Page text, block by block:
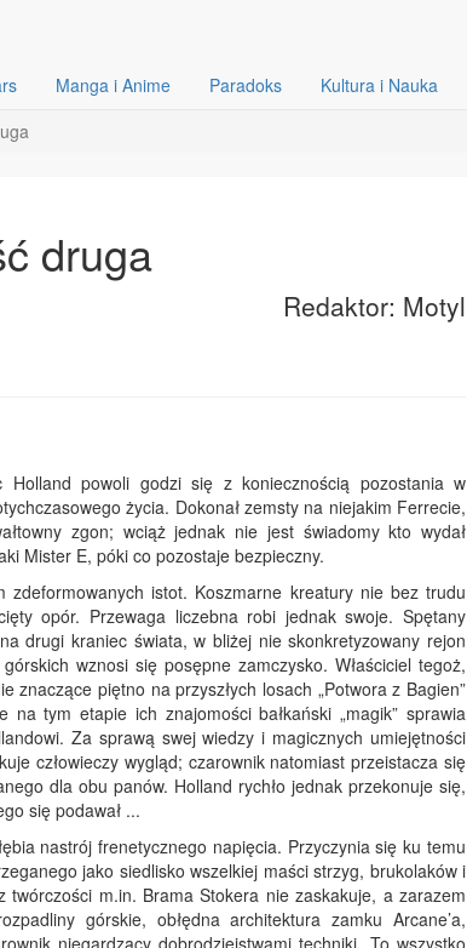
Manga i Anime Paradoks
Kultura i Nauka
druga
Redaktor: Motyl
Holland powoli godzi się z koniecznością pozostania w
życia. Dokonał zemsty na niejakim Ferrecie,
zgon; wciąż jednak nie jest świadomy kto wydał
Mister E, póki co pozostaje bezpieczny.
zdeformowanych istot. Koszmarne kreatury nie bez trudu
opór. Przewaga liczebna robi jednak swoje. Spętany
drugi kraniec świata, w bliżej nie skonkretyzowany rejon
wznosi się posępne zamczysko. Właściciel tegoż,
znaczące piętno na przyszłych losach „Potwora z Bagien”
na tym etapie ich znajomości bałkański „magik” sprawia
Za sprawą swej wiedzy i magicznych umiejętności
człowieczy wygląd; czarownik natomiast przeistacza się
dla obu panów. Holland rychło jednak przekonuje się,
się podawał ...
nastrój frenetycznego napięcia. Przyczynia się ku temu
jako siedlisko wszelkiej maści strzyg, brukolaków i
m.in. Brama Stokera nie zaskakuje, a zarazem
górskie, obłędna architektura zamku Arcane’a,
niegardzący dobrodziejstwami techniki. To wszystko